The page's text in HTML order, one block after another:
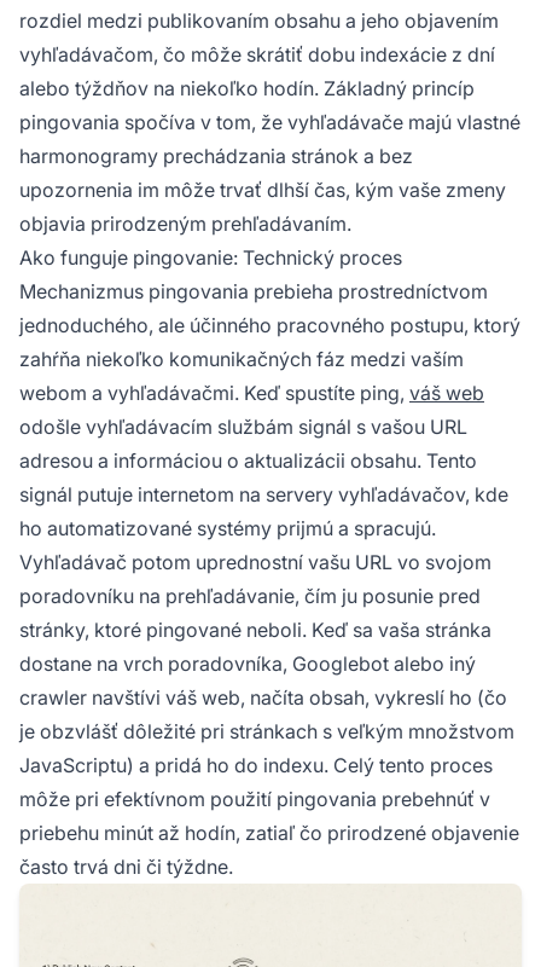
rozdiel medzi publikovaním obsahu a jeho objavením
vyhľadávačom, čo môže skrátiť dobu indexácie z dní
alebo týždňov na niekoľko hodín. Základný princíp
pingovania spočíva v tom, že vyhľadávače majú vlastné
harmonogramy prechádzania stránok a bez
upozornenia im môže trvať dlhší čas, kým vaše zmeny
objavia prirodzeným prehľadávaním.
Ako funguje pingovanie: Technický proces
Mechanizmus pingovania prebieha prostredníctvom
jednoduchého, ale účinného pracovného postupu, ktorý
zahŕňa niekoľko komunikačných fáz medzi vaším
webom a vyhľadávačmi. Keď spustíte ping, váš web
odošle vyhľadávacím službám signál s vašou URL
adresou a informáciou o aktualizácii obsahu. Tento
signál putuje internetom na servery vyhľadávačov, kde
ho automatizované systémy prijmú a spracujú.
Vyhľadávač potom uprednostní vašu URL vo svojom
poradovníku na prehľadávanie, čím ju posunie pred
stránky, ktoré pingované neboli. Keď sa vaša stránka
dostane na vrch poradovníka, Googlebot alebo iný
crawler navštívi váš web, načíta obsah, vykreslí ho (čo
je obzvlášť dôležité pri stránkach s veľkým množstvom
JavaScriptu) a pridá ho do indexu. Celý tento proces
môže pri efektívnom použití pingovania prebehnúť v
priebehu minút až hodín, zatiaľ čo prirodzené objavenie
často trvá dni či týždne.